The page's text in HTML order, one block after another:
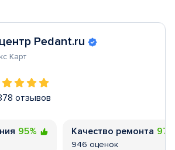
Pedant.ru
Карт
отзывов
95% Качество ремонта
946 оценок